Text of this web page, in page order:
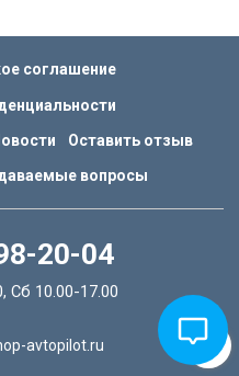
соглашение
Оставить отзыв
вопросы
20-04
Сб 10.00-17.00
avtopilot.ru